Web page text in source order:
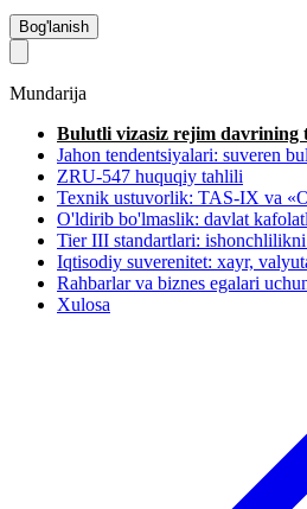
Bog'lanish
Mundarija
Bulutli vizasiz rejim davrining
Jahon tendentsiyalari: suveren
ZRU-547 huquqiy tahlili
Texnik ustuvorlik: TAS-IX va
O'ldirib bo'lmaslik: davlat
Tier III standartlari:
Iqtisodiy suverenitet: xayr,
Rahbarlar va biznes egalari
Xulosa